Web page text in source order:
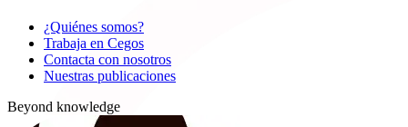
¿Quiénes somos?
Trabaja en Cegos
Contacta con nosotros
Nuestras publicaciones
Beyond knowledge